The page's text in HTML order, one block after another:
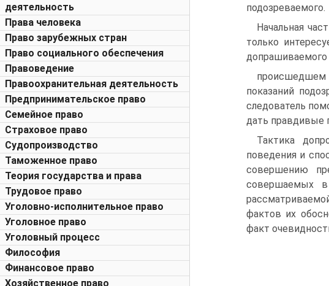
деятельность
Права человека
Право зарубежных стран
Право социального обеспечения
Правоведение
Правоохранительная деятельность
Предпринимательское право
Семейное право
Страховое право
Судопроизводство
Таможенное право
Теория государства и права
Трудовое право
Уголовно-исполнительное право
Уголовное право
Уголовный процесс
Философия
Финансовое право
Хозяйственное право
подозреваемого.
Начальная
только
допрашиваемого
происшедшем
показаний
следователь
дать правдивые
Тактика
поведения и
совершению
совершаемых
фактов их
факт